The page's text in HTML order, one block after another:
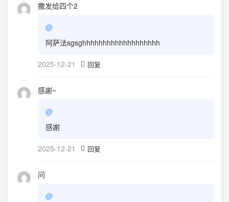
撒发给四个2
@
阿萨法sgsghhhhhhhhhhhhhhhhhhh
2025-12-21 回复
感謝~
@
感謝
2025-12-21 回复
问
@